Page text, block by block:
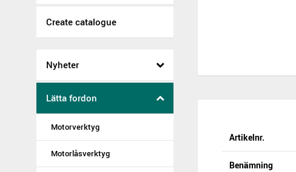
Create catalogue
Nyheter
Lätta fordon
Motorverktyg
Motorlåsverktyg
Artikelnr.
Benämning